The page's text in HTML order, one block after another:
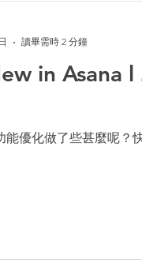
in Asana
能優化做了些甚麼呢？
讀畢需時 2 分鐘